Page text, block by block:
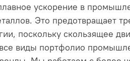
ускорение в
Это предотвращает
поскольку скользящее
виды портфолио